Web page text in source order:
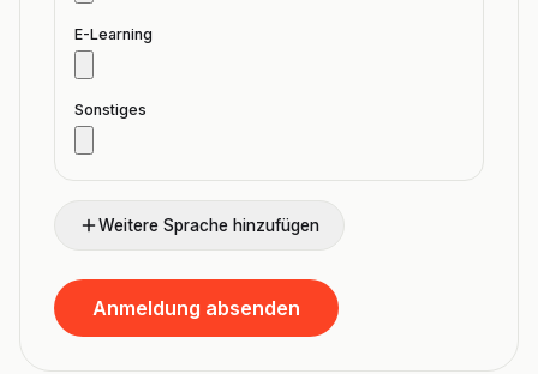
E-Learning
Sonstiges
Weitere Sprache hinzufügen
Anmeldung absenden